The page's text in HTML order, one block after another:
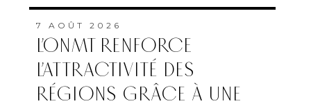
7 AOÛT 2026
L’ONMT RENFORCE
L’ATTRACTIVITÉ DES
RÉGIONS GRÂCE À UNE